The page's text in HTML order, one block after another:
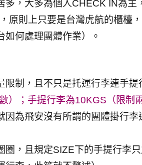
多，大多為個人CHECK IN為主
原則上只要是台灣虎航的櫃檯
如何處理團體作業）。
制，且不只是托運行李連手提
）；手提行李為10KGS（限制兩
為飛安沒有所謂的團體掛行李
，且規定SIZE下的手提行李